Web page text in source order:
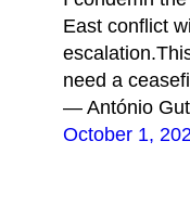
East conflict
escalation.
need a
October 1,